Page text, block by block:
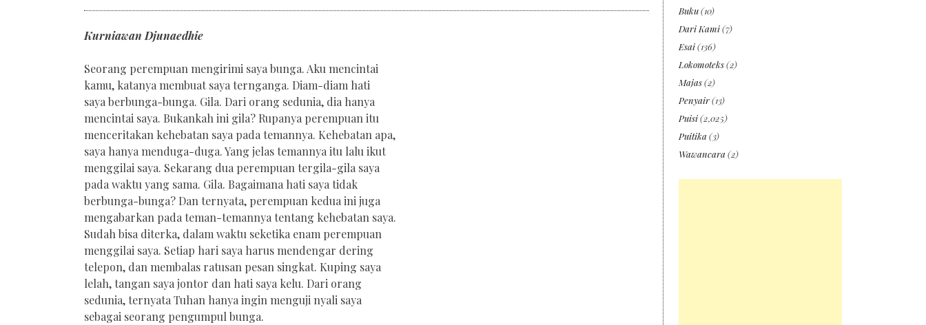
Kurniawan Djunaedhie
Seorang perempuan mengirimi saya bunga. Aku mencintai
kamu, katanya membuat saya ternganga. Diam-diam hati
saya berbunga-bunga. Gila. Dari orang sedunia, dia hanya
mencintai saya. Bukankah ini gila? Rupanya perempuan itu
menceritakan kehebatan saya pada temannya. Kehebatan apa,
saya hanya menduga-duga. Yang jelas temannya itu lalu ikut
menggilai saya. Sekarang dua perempuan tergila-gila saya
pada waktu yang sama. Gila. Bagaimana hati saya tidak
berbunga-bunga? Dan ternyata, perempuan kedua ini juga
mengabarkan pada teman-temannya tentang kehebatan saya.
Sudah bisa diterka, dalam waktu seketika enam perempuan
menggilai saya. Setiap hari saya harus mendengar dering
telepon, dan membalas ratusan pesan singkat. Kuping saya
lelah, tangan saya jontor dan hati saya kelu. Dari orang
sedunia, ternyata Tuhan hanya ingin menguji nyali saya
sebagai seorang pengumpul bunga.
Buku(10)
Dari Kami(7)
Esai(136)
Lokomoteks(2)
Majas(2)
Penyair(13)
Puisi(2,025)
Puitika (3)
Wawancara (2)